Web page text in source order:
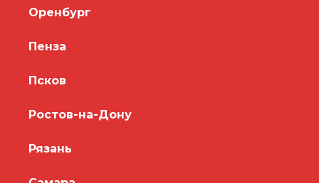
Оренбург
Пенза
Псков
Ростов-на-Дону
Рязань